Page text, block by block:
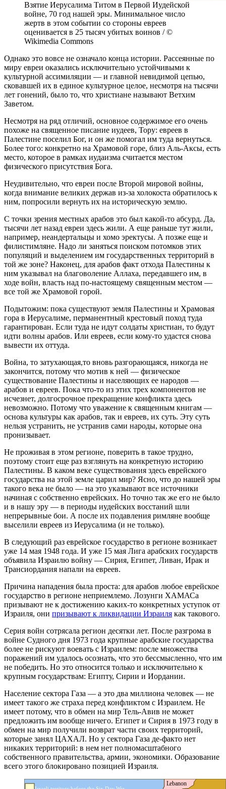
Взятие Иерусалима Титом в Первой Иудейской
войне, 70 год нашей эры. Минимальное число
жертв в этом событии со стороны евреев
оценивается в 25 тысяч убитых воинов / ©
Wikimedia Commons
Однако это вовсе не означало конца истории. Рассеянные по
миру евреи оказались исключительно устойчивыми к
культурной ассимиляции — и главной невидимой цепью,
сковавшей их в единое культурное целое, несмотря на тысячи
лет гонений, было то, что христиане называют Ветхим
Заветом.
Несмотря на ряд отличий, основное содержимое его очень
похоже на священное писание иудеев, Тору: евреев в
Палестине поселил Бог, и он же помогал им туда вернуться.
Более того: конкретно на Храмовой горе, близ Аль-Аксы, есть
место, которое в рамках иудаизма считается местом
физического присутствия Бога.
Неудивительно, что евреи после Второй мировой войны,
когда внимание великих держав из-за холокоста обратилось к
ним, попросили вернуть их на историческую землю.
С точки зрения местных арабов это был какой-то абсурд. Да,
тысячи лет назад евреи здесь жили. А еще раньше тут жили,
например, неандертальцы и хомо эректусы. А позже еще и
филистимляне. Надо ли заняться поиском потомков этих
популяций и выделением им государственных территорий в
той же зоне? Наконец, для арабов факт отхода Палестины к
ним указывал на благоволение Аллаха, передавшего им, в
ходе войн, власть над по-настоящему священным местом —
все той же Храмовой горой.
Подытожим: пока существуют земля Палестины и Храмовая
гора в Иерусалиме, перманентный крестовый поход туда
гарантирован. Если туда не идут солдаты христиан, то будут
идти волны арабов. Или евреев, если кому-то удастся снова
вывести их оттуда.
Война, то затухающая,то вновь разгорающаяся, никогда не
закончится, потому что мотив к ней — физическое
существование Палестины и населяющих ее народов —
арабов и евреев. Пока что-то из этих трех компонентов не
исчезнет, долгосрочное прекращение конфликта здесь
невозможно. Потому что уважение к священным книгам —
основа культуры как арабов, так и евреев, их суть. Эту суть
нельзя устранить, не устранив сами народы, которые она
пронизывает.
Не проживая в этом регионе, поверить в такое трудно,
поэтому стоит еще раз взглянуть на конкретную историю
Палестины. В каком веке существования здесь еврейского
государства на этой земле царил мир? Ясно, что до нашей эры
такого века не было — на это указывают все источники
начиная с собственно еврейских. Но точно так же его не было
и в нашу эру — в периоды иудейских восстаний шли
непрерывные бои. А после их подавления римляне вообще
выселили евреев из Иерусалима (и не только).
В следующий раз еврейское государство в регионе возникает
уже 14 мая 1948 года. И уже 15 мая Лига арабских государств
объявила Израилю войну — Сирия, Египет, Ливан, Ирак и
Трансиордания напали на евреев.
Причина нападения была проста: для арабов любое еврейское
государство в регионе неприемлемо. Лозунги ХАМАСа
призывают не к достижению каких-то конкретных уступок от
Израиля, они призывают к ликвидации Израиля как такового.
Серия войн сотрясала регион десятки лет. После разгрома в
войне Судного дня 1973 года крупные арабские государства
более не рискуют воевать с Израилем: после множества
поражений им удалось осознать, что это бессмысленно, что им
не победить. Но это относится только и исключительно к
крупным государствам: Египту, Сирии и Иордании.
Население сектора Газа — а это два миллиона человек — не
имеет такого же страха перед конфликтом с Израилем. Не
имеет потому, что в обмен на мир Тель-Авив не может
предложить им вообще ничего. Египет и Сирия в 1973 году в
обмен на мир получили возврат части своих территорий,
которые занял ЦАХАЛ. Но у сектора Газа де-факто нет
никаких территорий: в нем нет полномасштабного
собственного правительства, армии, экономики. Образование
всего этого блокировано позицией Израиля.